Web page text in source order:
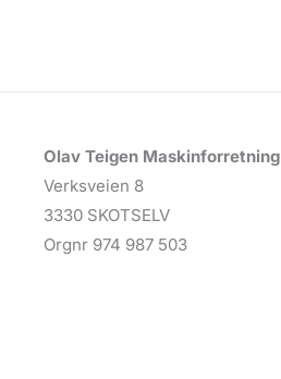
Olav Teigen Maskinforretning
Verksveien 8
3330 SKOTSELV
Orgnr 974 987 503